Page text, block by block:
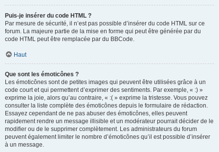
Puis-je insérer du code HTML ?
Par mesure de sécurité, il n’est pas possible d’insérer du code HTML sur ce
forum. La majeure partie de la mise en forme qui peut être générée par du
code HTML peut être remplacée par du BBCode.
Haut
Que sont les émoticônes ?
Les émoticônes sont de petites images qui peuvent être utilisées grâce à un
code court et qui permettent d’exprimer des sentiments. Par exemple, « :) »
exprime la joie, alors qu’au contraire, « :( » exprime la tristesse. Vous pouvez
consulter la liste complète des émoticônes depuis le formulaire de rédaction.
Essayez cependant de ne pas abuser des émoticônes, elles peuvent
rapidement rendre un message illisible et un modérateur pourrait décider de le
modifier ou de le supprimer complètement. Les administrateurs du forum
peuvent également limiter le nombre d’émoticônes qu’il est possible d’insérer
à un message.